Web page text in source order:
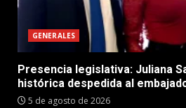
GENERALES
Presencia legislativa: Juliana
histórica despedida al
5 de agosto de 2026